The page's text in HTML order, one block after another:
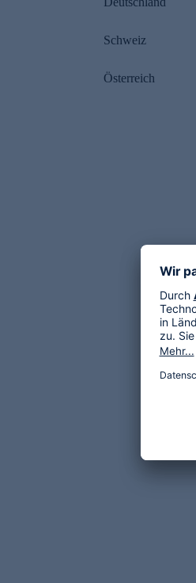
Schweiz
Österreich